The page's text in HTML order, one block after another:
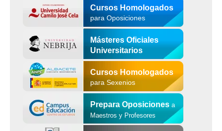
Cursos Homologados
para Oposiciones
Másteres Oficiales
Universitarios
Cursos Homologados
para Sexenios
Prepara Oposiciones a
Maestros y Profesores